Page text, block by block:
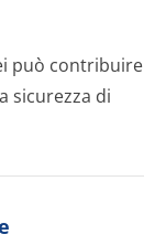
può contribuire
sicurezza di